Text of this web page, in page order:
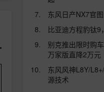
东风日产NX7官
比亚迪方程豹钛9
别克推出限时购
万家版直降2万元
东风风神L8Y/
源技术